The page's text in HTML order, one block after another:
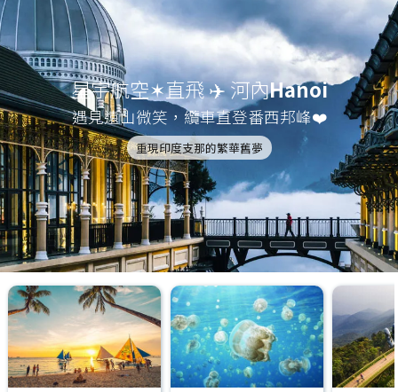
星宇航空✶直飛 ✈️ 河內Hanoi
遇見遠山微笑，纜車直登番西邦峰❤️
重現印度支那的繁華舊夢